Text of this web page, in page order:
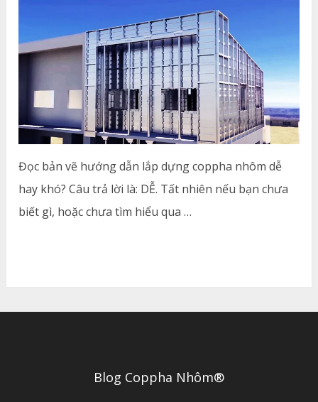
Đọc bản vẽ hướng dẫn lắp dựng coppha nhôm dễ
hay khó? Câu trả lời là: DỄ. Tất nhiên nếu bạn chưa
biết gì, hoặc chưa tìm hiểu qua …
Blog Coppha Nhôm®